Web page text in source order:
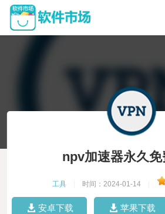
npv加速器永久
工具 时间：2024-01-14
安卓下载 苹果下载